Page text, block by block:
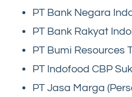
PT Bank Negara
PT Bank Rakyat
PT Bumi Resources
PT Indofood CBP
PT Jasa Marga